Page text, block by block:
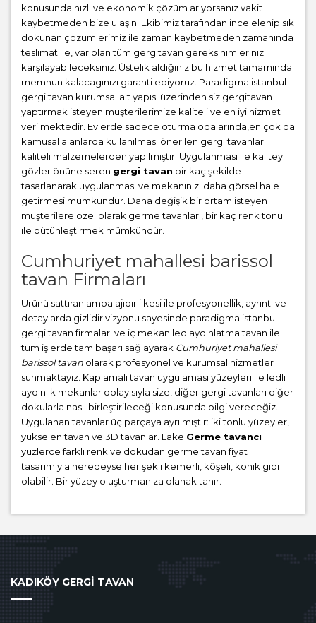
konusunda hızlı ve ekonomik çözüm arıyorsanız vakit
kaybetmeden bize ulaşın. Ekibimiz tarafından ince elenip sık
dokunan çözümlerimiz ile zaman kaybetmeden zamanında
teslimat ile, var olan tüm gergitavan gereksinimlerinizi
karşılayabileceksiniz. Üstelik aldığınız bu hizmet tamamında
memnun kalacagınızı garanti ediyoruz. Paradigma istanbul
gergi tavan kurumsal alt yapısı üzerinden siz gergitavan
yaptırmak isteyen müşterilerimize kaliteli ve en iyi hizmet
verilmektedir. Evlerde sadece oturma odalarında,en çok da
kamusal alanlarda kullanılması önerilen gergi tavanlar
kaliteli malzemelerden yapılmıştır. Uygulanması ile kaliteyi
gözler önüne seren gergi tavan bir kaç şekilde
tasarlanarak uygulanması ve mekanınızı daha görsel hale
getirmesi mümkündür. Daha değişik bir ortam isteyen
müşterilere özel olarak germe tavanları, bir kaç renk tonu
ile bütünleştirmek mümkündür.
Cumhuriyet mahallesi barissol
tavan Firmaları
Ürünü sattıran ambalajıdır ilkesi ile profesyonellik, ayrıntı ve
detaylarda gizlidir vizyonu sayesinde paradigma istanbul
gergi tavan firmaları ve iç mekan led aydınlatma tavan ile
tüm işlerde tam başarı sağlayarak Cumhuriyet mahallesi
barissol tavan olarak profesyonel ve kurumsal hizmetler
sunmaktayız. Kaplamalı tavan uygulaması yüzeyleri ile ledli
aydınlık mekanlar dolayısıyla size, diğer gergi tavanları diğer
dokularla nasıl birleştirileceği konusunda bilgi vereceğiz.
Uygulanan tavanlar üç parçaya ayrılmıştır: iki tonlu yüzeyler,
yükselen tavan ve 3D tavanlar. Lake Germe tavancı
yüzlerce farklı renk ve dokudan germe tavan fiyat
tasarımıyla neredeyse her şekli kemerli, köşeli, konik gibi
olabilir. Bir yüzey oluşturmanıza olanak tanır.
KADIKÖY GERGİ TAVAN